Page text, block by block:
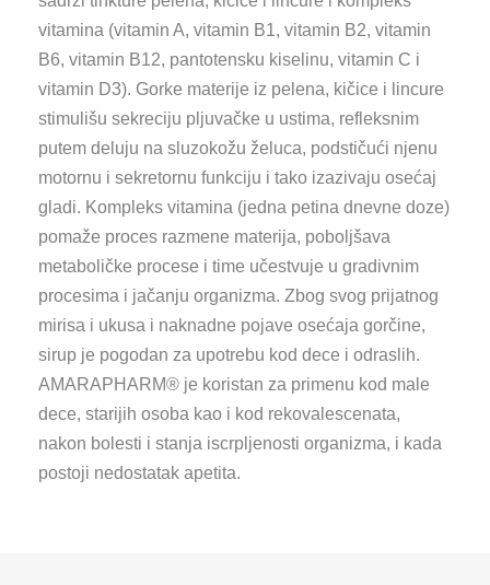
vitamina (vitamin A, vitamin B1, vitamin B2, vitamin
B6, vitamin B12, pantotensku kiselinu, vitamin C i
vitamin D3). Gorke materije iz pelena, kičice i lincure
stimulišu sekreciju pljuvačke u ustima, refleksnim
putem deluju na sluzokožu želuca, podstičući njenu
motornu i sekretornu funkciju i tako izazivaju osećaj
gladi. Kompleks vitamina (jedna petina dnevne doze)
pomaže proces razmene materija, poboljšava
metaboličke procese i time učestvuje u gradivnim
procesima i jačanju organizma. Zbog svog prijatnog
mirisa i ukusa i naknadne pojave osećaja gorčine,
sirup je pogodan za upotrebu kod dece i odraslih.
AMARAPHARM® je koristan za primenu kod male
dece, starijih osoba kao i kod rekovalescenata,
nakon bolesti i stanja iscrpljenosti organizma, i kada
postoji nedostatak apetita.